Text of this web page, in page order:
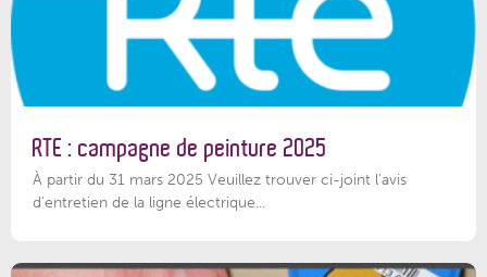
RTE : campagne de peinture 2025
À partir du 31 mars 2025 Veuillez trouver ci-joint l'avis
d'entretien de la ligne électrique...